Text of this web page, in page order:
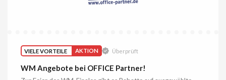
VIELE VORTEILE AKTION Überprüft
WM Angebote bei OFFICE Partner!